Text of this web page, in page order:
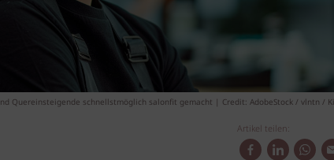
Quereinsteigende schnellstmöglich salonfit gemacht | Credit: AdobeStock / vlntn / Ki
Artikel teilen: